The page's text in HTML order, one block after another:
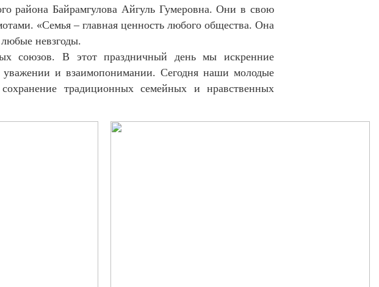
района Байрамгулова Айгуль Гумеровна. Они в свою
«Семья – главная ценность любого общества. Она
невзгоды.
союзов. В этот праздничный день мы искренние
и взаимопонимании. Сегодня наши молодые
традиционных семейных и нравственных